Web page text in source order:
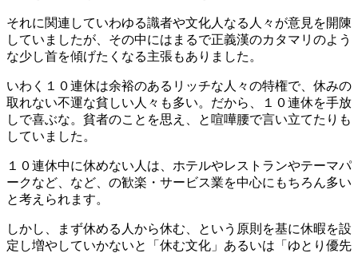
それに関連していわゆる識者や文化人なる人々が意見を開陳
していましたが、その中にはまるで正義漢のカタマリのよう
な少し首を傾げたくなる主張もありました。
いわく１０連休は余裕のあるリッチな人々の特権で、休みの
取れない不運な貧しい人々も多い。だから、１０連休を手放
しで喜ぶな。貧者のことを思え、と喧嘩腰で言い立てたりも
していました。
１０連休中に休めない人は、ホテルやレストランやテーマパ
ークなど、など、の歓楽・サービス業を中心にもちろん多い
と考えられます。
しかし、まず休める人から休む、という原則を基に休暇を設
定し増やしていかないと「休む文化」あるいは「ゆとり優先